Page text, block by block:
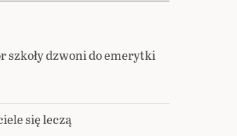
szkoły dzwoni do emerytki
się leczą